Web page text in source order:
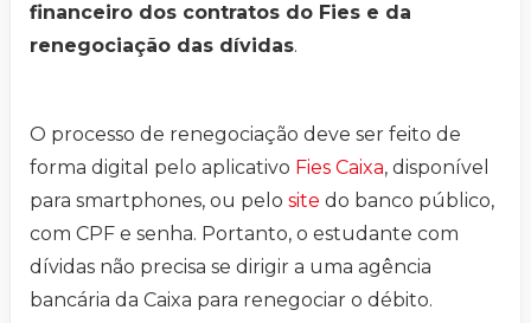
financeiro dos contratos do Fies e da
renegociação das dívidas.
O processo de renegociação deve ser feito de
forma digital pelo aplicativo Fies Caixa, disponível
para smartphones, ou pelo site do banco público,
com CPF e senha. Portanto, o estudante com
dívidas não precisa se dirigir a uma agência
bancária da Caixa para renegociar o débito.